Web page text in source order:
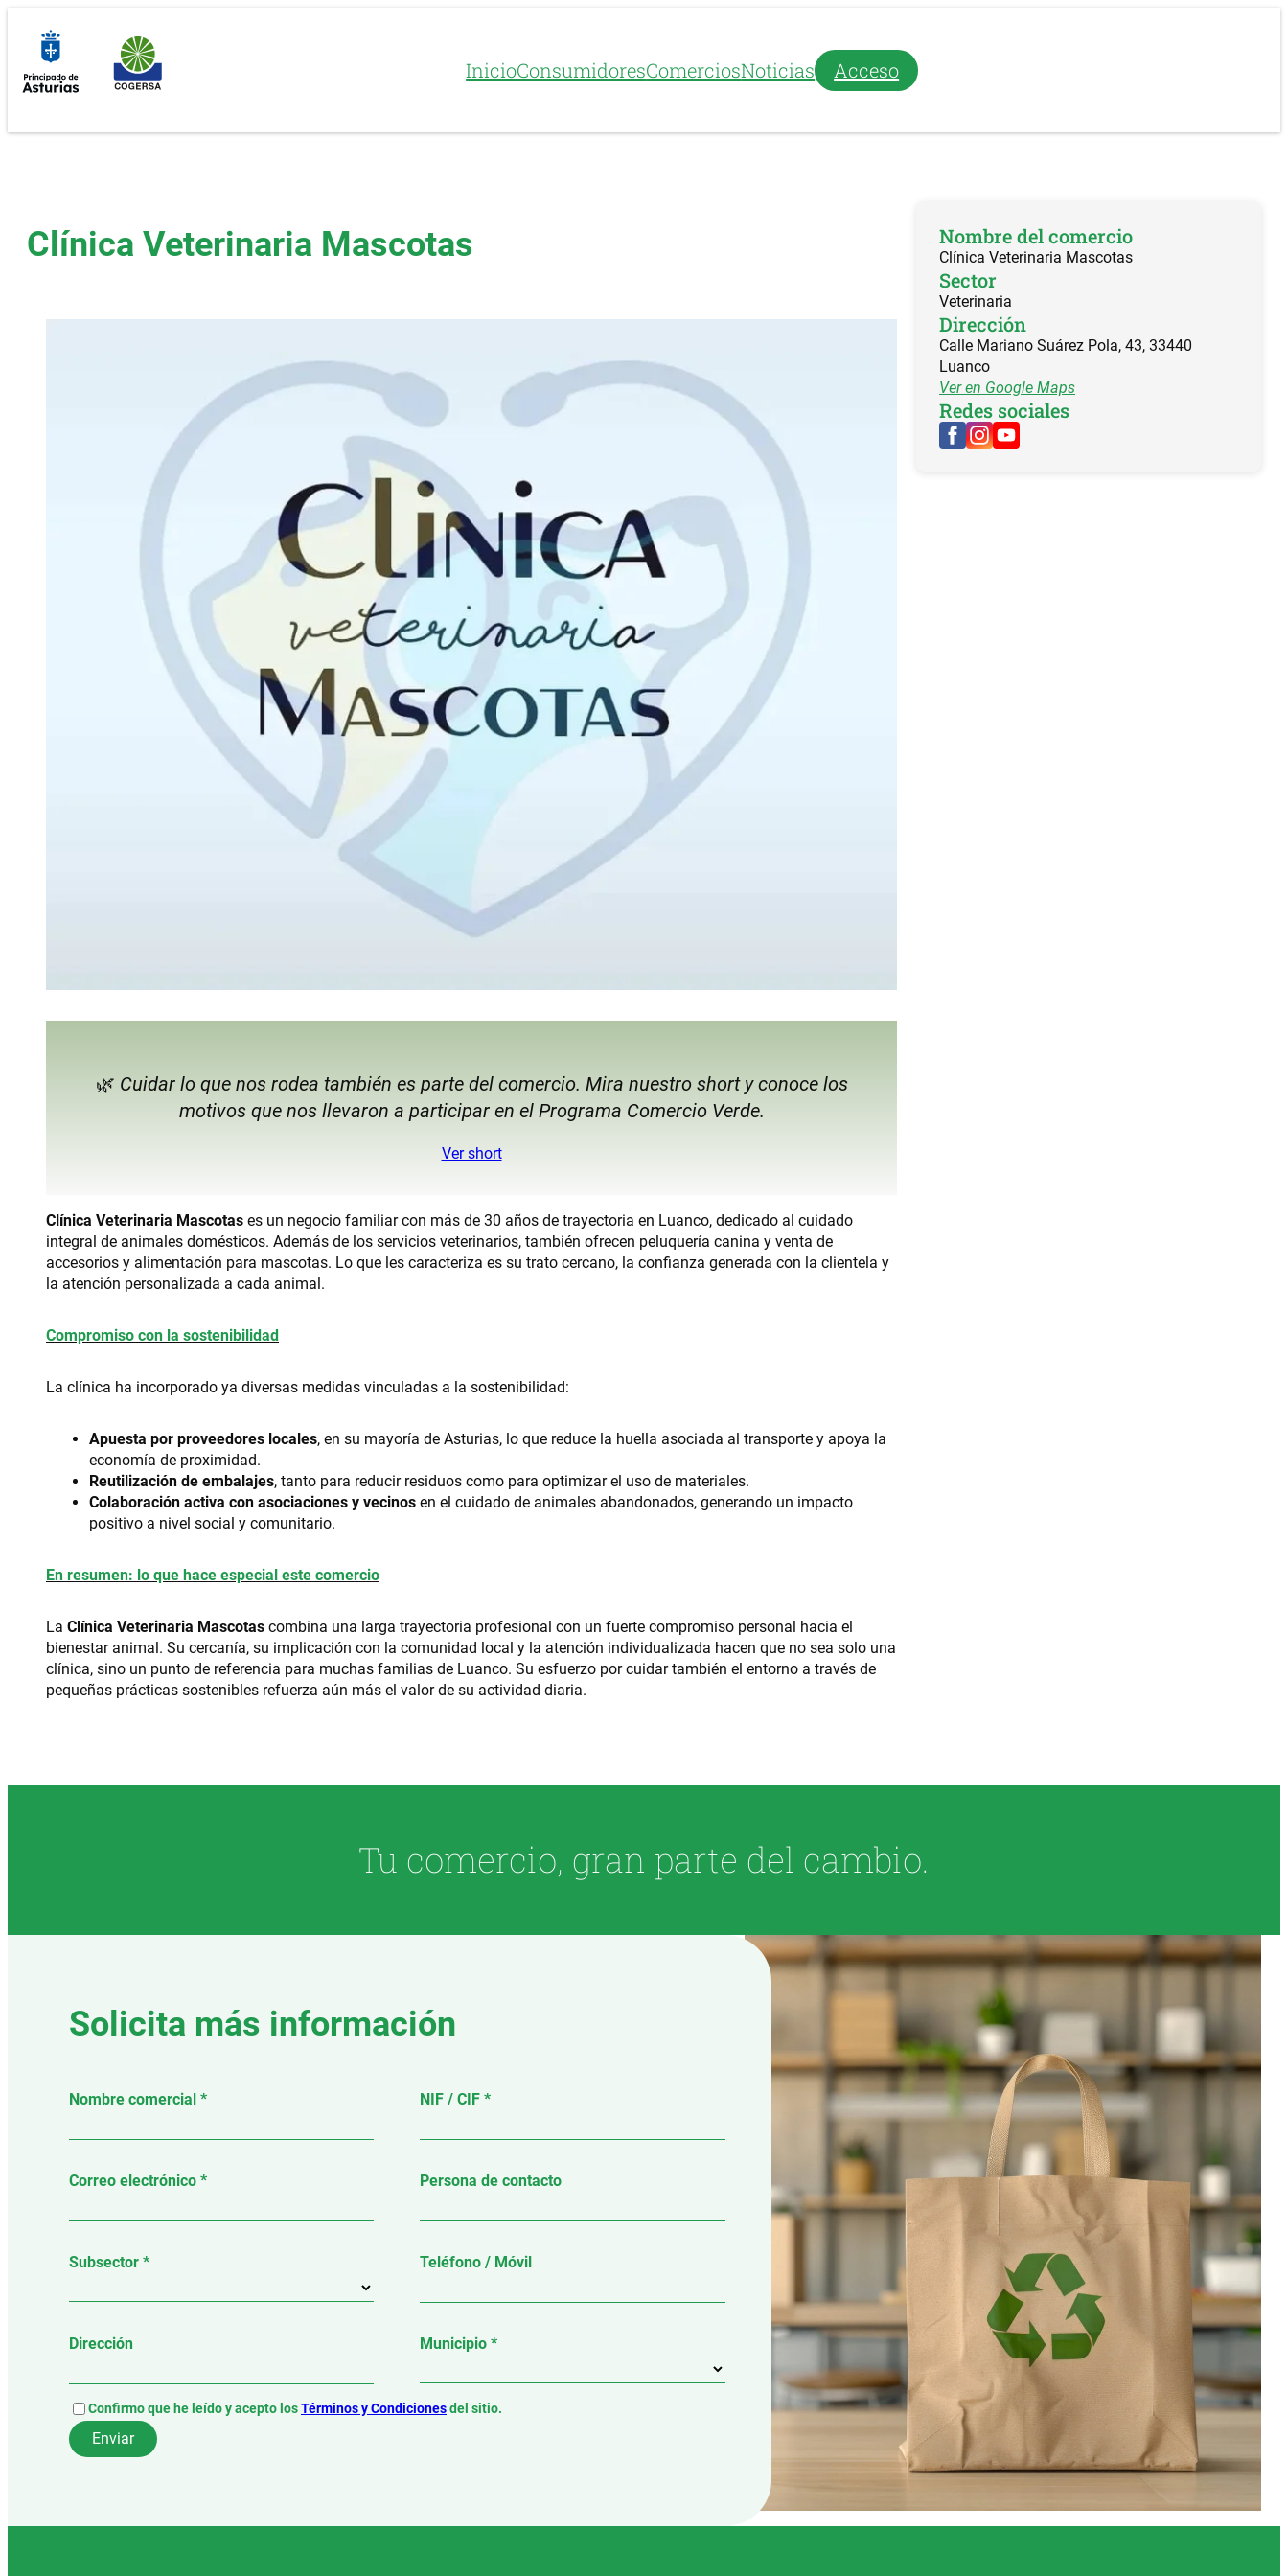
contenido
InicioConsumidoresComerciosNoticias Acceso
Clínica Veterinaria Mascotas
🌿 Cuidar lo que nos rodea también es parte del comercio. Mira nuestro short y conoce los
motivos que nos llevaron a participar en el Programa Comercio Verde.
Ver short
Clínica Veterinaria Mascotas es un negocio familiar con más de 30 años de trayectoria en Luanco, dedicado al cuidado
integral de animales domésticos. Además de los servicios veterinarios, también ofrecen peluquería canina y venta de
accesorios y alimentación para mascotas. Lo que les caracteriza es su trato cercano, la confianza generada con la clientela y
la atención personalizada a cada animal.
Compromiso con la sostenibilidad
La clínica ha incorporado ya diversas medidas vinculadas a la sostenibilidad:
Apuesta por proveedores locales, en su mayoría de Asturias, lo que reduce la huella asociada al transporte y apoya la
economía de proximidad.
Reutilización de embalajes, tanto para reducir residuos como para optimizar el uso de materiales.
Colaboración activa con asociaciones y vecinos en el cuidado de animales abandonados, generando un impacto
positivo a nivel social y comunitario.
En resumen: lo que hace especial este comercio
La Clínica Veterinaria Mascotas combina una larga trayectoria profesional con un fuerte compromiso personal hacia el
bienestar animal. Su cercanía, su implicación con la comunidad local y la atención individualizada hacen que no sea solo una
clínica, sino un punto de referencia para muchas familias de Luanco. Su esfuerzo por cuidar también el entorno a través de
pequeñas prácticas sostenibles refuerza aún más el valor de su actividad diaria.
Nombre del comercio
Clínica Veterinaria Mascotas
Sector
Veterinaria
Dirección
Calle Mariano Suárez Pola, 43, 33440
Luanco
Ver en Google Maps
Redes sociales
Tu comercio, gran parte del cambio.
Solicita más información
Nombre comercial * NIF / CIF *
Correo electrónico * Persona de contacto
Subsector * Teléfono / Móvil
Dirección Municipio *
Confirmo que he leído y acepto losTérminos y Condicionesdel sitio.